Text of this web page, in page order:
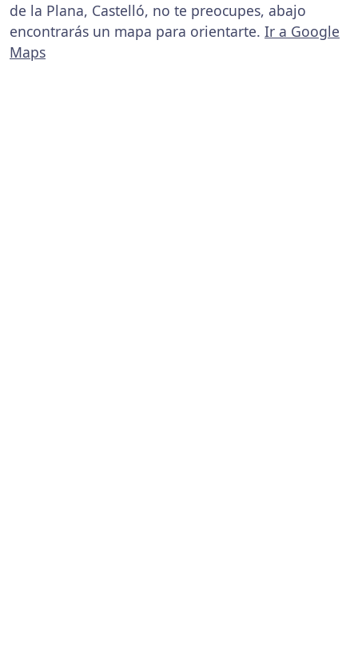
de la Plana, Castelló, no te preocupes, abajo
encontrarás un mapa para orientarte. Ir a Google
Maps